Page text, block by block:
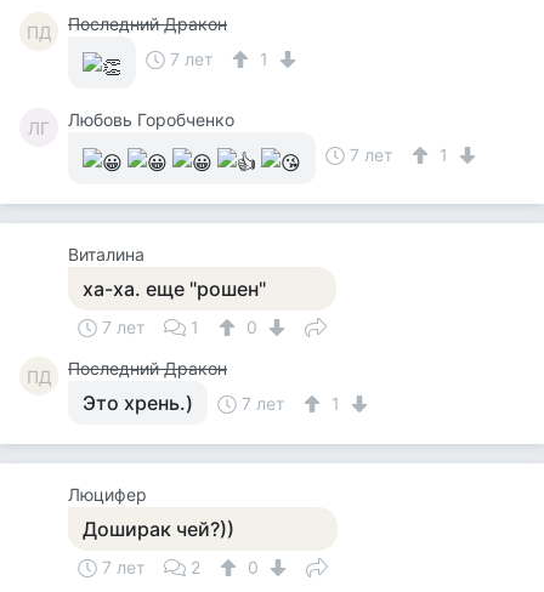
ПД
Последний Дракон
7 лет
1
ЛГ
Любовь Горобченко
7 лет
1
Виталина
ха-ха. еще "рошен"
7 лет 1 0
ПД Последний Дракон
Это хрень.) 7 лет 1
Люцифер
Доширак чей?))
7 лет 2 0